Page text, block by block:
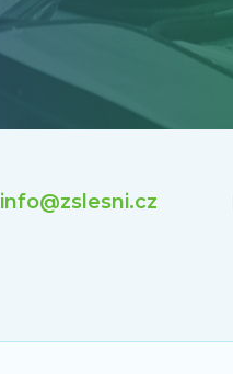
info@zslesni.cz